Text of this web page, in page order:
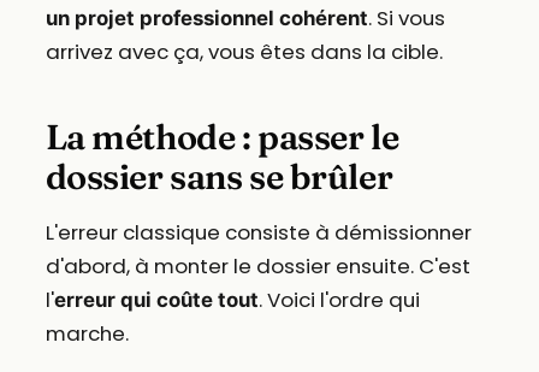
un projet professionnel cohérent. Si vous
arrivez avec ça, vous êtes dans la cible.
La méthode : passer le
dossier sans se brûler
L'erreur classique consiste à démissionner
d'abord, à monter le dossier ensuite. C'est
l'erreur qui coûte tout. Voici l'ordre qui
marche.